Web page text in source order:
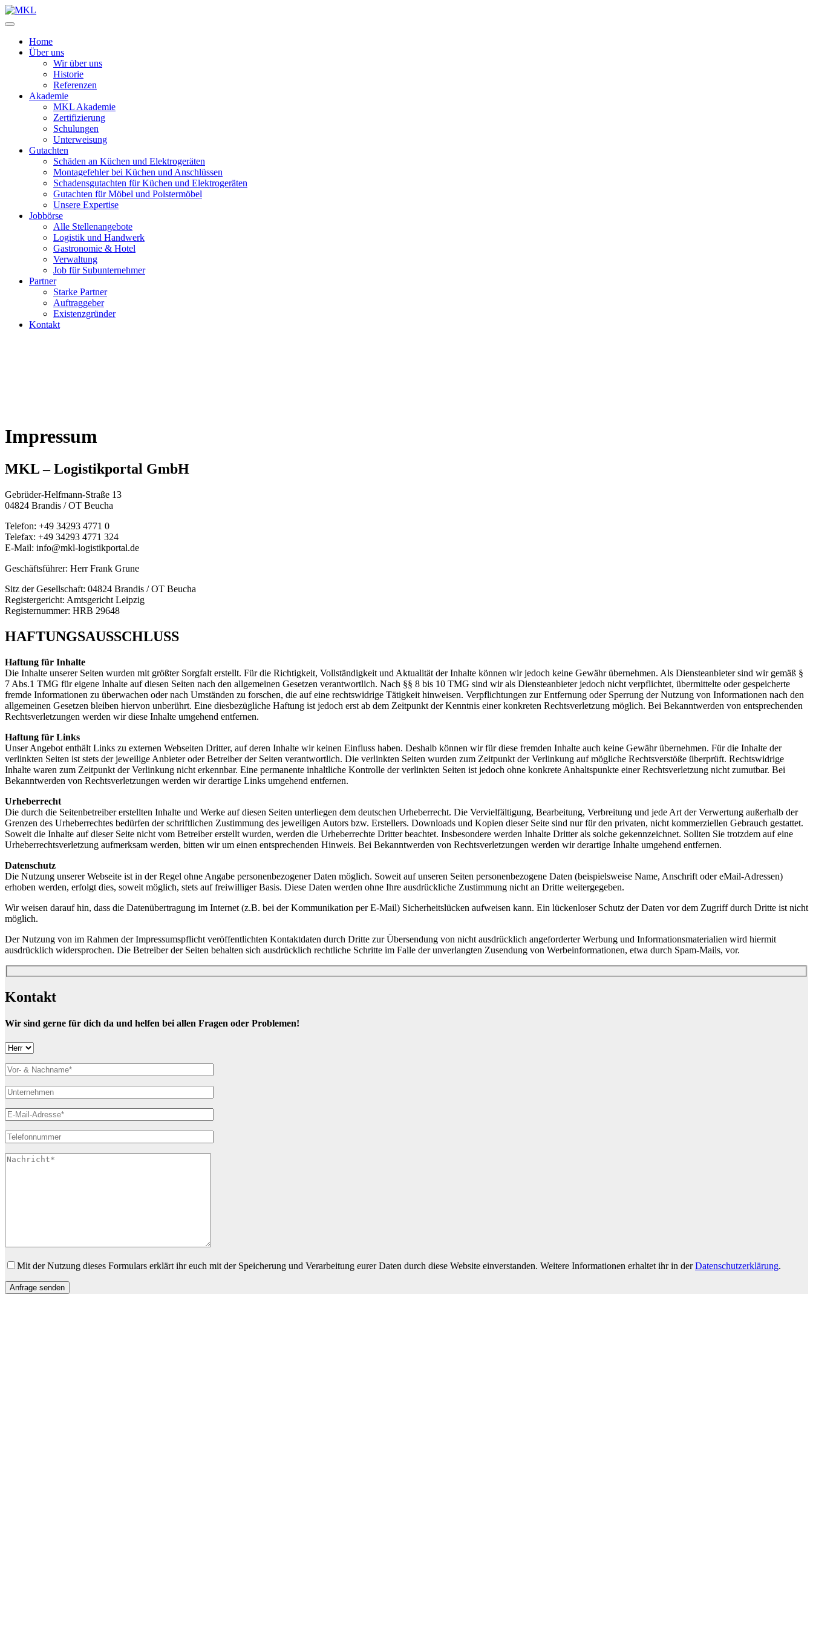
Zum
Inhalt
Home
Über uns
Wir über uns
Historie
Referenzen
Akademie
MKL Akademie
Zertifizierung
Schulungen
Unterweisung
Gutachten
Schäden an Küchen und Elektrogeräten
Montagefehler bei Küchen und Anschlüssen
Schadensgutachten für Küchen und Elektrogeräten
Gutachten für Möbel und Polstermöbel
Unsere Expertise
Jobbörse
Alle Stellenangebote
Logistik und Handwerk
Gastronomie & Hotel
Verwaltung
Job für Subunternehmer
Partner
Starke Partner
Auftraggeber
Existenzgründer
Kontakt
Impressum
MKL – Logistikportal GmbH
Gebrüder-Helfmann-Straße 13
04824 Brandis / OT Beucha
Telefon: +49 34293 4771 0
Telefax: +49 34293 4771 324
E-Mail: info@mkl-logistikportal.de
Geschäftsführer: Herr Frank Grune
Sitz der Gesellschaft: 04824 Brandis / OT Beucha
Registergericht: Amtsgericht Leipzig
Registernummer: HRB 29648
HAFTUNGSAUSSCHLUSS
Haftung für Inhalte
Die Inhalte unserer Seiten wurden mit größter Sorgfalt erstellt. Für die Richtigkeit, Vollständigkeit und Aktualität der Inhalte können wir jedoch keine Gewähr übernehmen. Als Diensteanbieter sind wir gemäß §
7 Abs.1 TMG für eigene Inhalte auf diesen Seiten nach den allgemeinen Gesetzen verantwortlich. Nach §§ 8 bis 10 TMG sind wir als Diensteanbieter jedoch nicht verpflichtet, übermittelte oder gespeicherte
fremde Informationen zu überwachen oder nach Umständen zu forschen, die auf eine rechtswidrige Tätigkeit hinweisen. Verpflichtungen zur Entfernung oder Sperrung der Nutzung von Informationen nach den
allgemeinen Gesetzen bleiben hiervon unberührt. Eine diesbezügliche Haftung ist jedoch erst ab dem Zeitpunkt der Kenntnis einer konkreten Rechtsverletzung möglich. Bei Bekanntwerden von entsprechenden
Rechtsverletzungen werden wir diese Inhalte umgehend entfernen.
Haftung für Links
Unser Angebot enthält Links zu externen Webseiten Dritter, auf deren Inhalte wir keinen Einfluss haben. Deshalb können wir für diese fremden Inhalte auch keine Gewähr übernehmen. Für die Inhalte der
verlinkten Seiten ist stets der jeweilige Anbieter oder Betreiber der Seiten verantwortlich. Die verlinkten Seiten wurden zum Zeitpunkt der Verlinkung auf mögliche Rechtsverstöße überprüft. Rechtswidrige
Inhalte waren zum Zeitpunkt der Verlinkung nicht erkennbar. Eine permanente inhaltliche Kontrolle der verlinkten Seiten ist jedoch ohne konkrete Anhaltspunkte einer Rechtsverletzung nicht zumutbar. Bei
Bekanntwerden von Rechtsverletzungen werden wir derartige Links umgehend entfernen.
Urheberrecht
Die durch die Seitenbetreiber erstellten Inhalte und Werke auf diesen Seiten unterliegen dem deutschen Urheberrecht. Die Vervielfältigung, Bearbeitung, Verbreitung und jede Art der Verwertung außerhalb der
Grenzen des Urheberrechtes bedürfen der schriftlichen Zustimmung des jeweiligen Autors bzw. Erstellers. Downloads und Kopien dieser Seite sind nur für den privaten, nicht kommerziellen Gebrauch gestattet.
Soweit die Inhalte auf dieser Seite nicht vom Betreiber erstellt wurden, werden die Urheberrechte Dritter beachtet. Insbesondere werden Inhalte Dritter als solche gekennzeichnet. Sollten Sie trotzdem auf eine
Urheberrechtsverletzung aufmerksam werden, bitten wir um einen entsprechenden Hinweis. Bei Bekanntwerden von Rechtsverletzungen werden wir derartige Inhalte umgehend entfernen.
Datenschutz
Die Nutzung unserer Webseite ist in der Regel ohne Angabe personenbezogener Daten möglich. Soweit auf unseren Seiten personenbezogene Daten (beispielsweise Name, Anschrift oder eMail-Adressen)
erhoben werden, erfolgt dies, soweit möglich, stets auf freiwilliger Basis. Diese Daten werden ohne Ihre ausdrückliche Zustimmung nicht an Dritte weitergegeben.
Wir weisen darauf hin, dass die Datenübertragung im Internet (z.B. bei der Kommunikation per E-Mail) Sicherheitslücken aufweisen kann. Ein lückenloser Schutz der Daten vor dem Zugriff durch Dritte ist nicht
möglich.
Der Nutzung von im Rahmen der Impressumspflicht veröffentlichten Kontaktdaten durch Dritte zur Übersendung von nicht ausdrücklich angeforderter Werbung und Informationsmaterialien wird hiermit
ausdrücklich widersprochen. Die Betreiber der Seiten behalten sich ausdrücklich rechtliche Schritte im Falle der unverlangten Zusendung von Werbeinformationen, etwa durch Spam-Mails, vor.
Kontakt
Wir sind gerne für dich da und helfen bei allen Fragen oder Problemen!
Bitte lasse dieses Feld leer.
Mit der Nutzung dieses Formulars erklärt ihr euch mit der Speicherung und Verarbeitung eurer Daten durch diese Website einverstanden. Weitere Informationen erhaltet ihr in derDatenschutzerklärung.